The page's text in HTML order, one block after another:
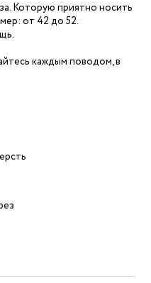
Которую приятно носить
от 42 до 52.
каждым поводом, в